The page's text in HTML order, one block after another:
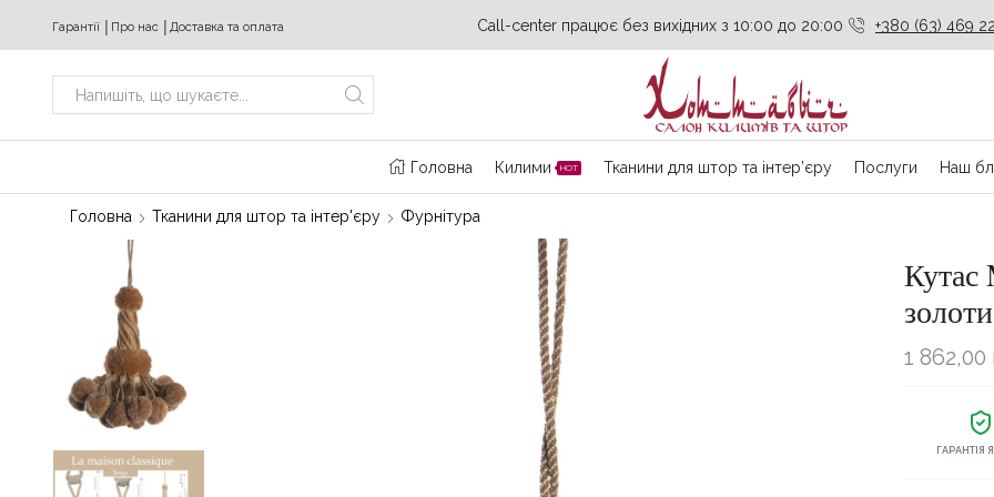
Гарантії Про нас Доставка та оплата
з 10:00 до 20:00 +380 (63) 469 22 17 Call-center працює без вихідних з 10:00 до 20:00 +380 (63) 469
Search
Головна Килими HOT Тканини для штор та інтер’єру Послуги Наш
Головна Тканини для штор та інтер'єру Фурнітура
Кутас
1 862,00
ГАРАНТІЯ